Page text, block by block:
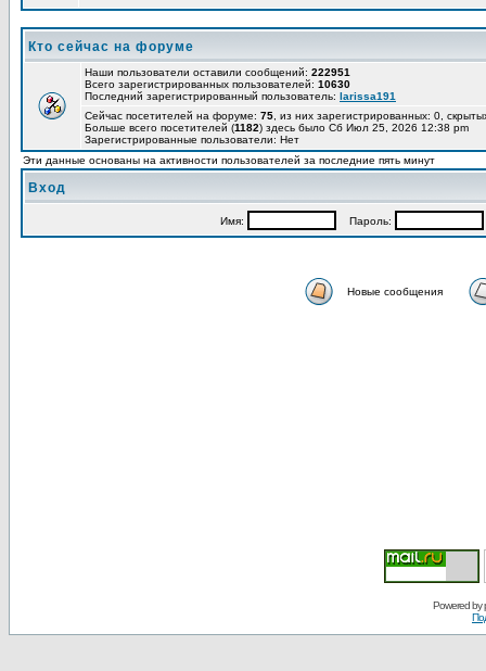
Кто сейчас на форуме
Наши пользователи оставили сообщений: 222951
Всего зарегистрированных пользователей: 10630
Последний зарегистрированный пользователь: larissa191
Сейчас посетителей на форуме: 75 , из них зарегистрированных: 0,
Больше всего посетителей (1182) здесь было Сб Июл 25, 2026 12:38 pm
Зарегистрированные пользователи: Нет
Эти данные основаны на активности пользователей за последние пять минут
Вход
Имя: Пароль:
Новые сообщения
Powered by